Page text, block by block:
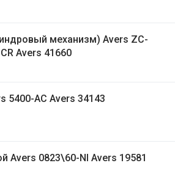
механизм) Avers ZC-
Avers 41660
5400-AC Avers 34143
Avers 0823\60-NI Avers 19581